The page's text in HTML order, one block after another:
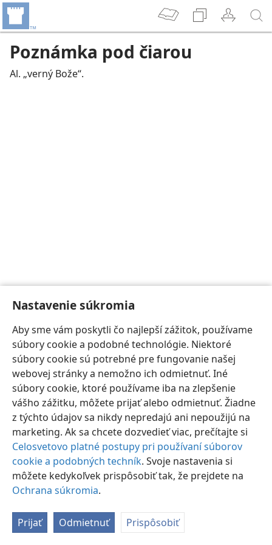
Nastavenie súkromia
Aby sme vám poskytli čo najlepší zážitok, používame
súbory cookie a podobné technológie. Niektoré
súbory cookie sú potrebné pre fungovanie našej
webovej stránky a nemožno ich odmietnuť. Iné
súbory cookie, ktoré používame iba na zlepšenie
vášho zážitku, môžete prijať alebo odmietnuť. Žiadne
z týchto údajov sa nikdy nepredajú ani nepoužijú na
marketing. Ak sa chcete dozvedieť viac, prečítajte si
Celosvetovo platné postupy pri používaní súborov
cookie a podobných techník. Svoje nastavenia si
môžete kedykoľvek prispôsobiť tak, že prejdete na
Ochrana súkromia.
Prijať Odmietnuť Prispôsobiť
Poznámka pod čiarou
Al. „verný Bože“.
Slovenčina Nastavenia
Copyright © 2026 Watch Tower Bible and Tract Society of Pennsylvania
Podmienky používania
JW.ORG
Prihlásiť sa